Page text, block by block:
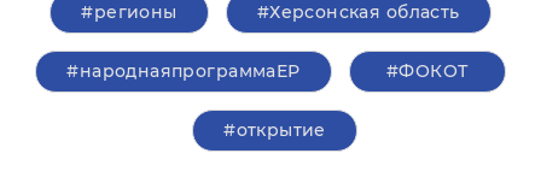
#регионы #Херсонская область
#народнаяпрограммаЕР #ФОКОТ
#открытие